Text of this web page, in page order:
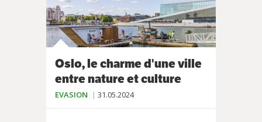
Oslo, le charme d'une ville
entre nature et culture
EVASION 31.05.2024